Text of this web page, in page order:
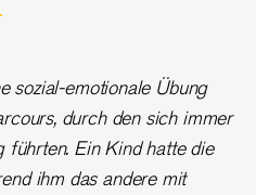
sozial-emotionale Übung
durch den sich immer
führten. Ein Kind hatte die
ihm das andere mit